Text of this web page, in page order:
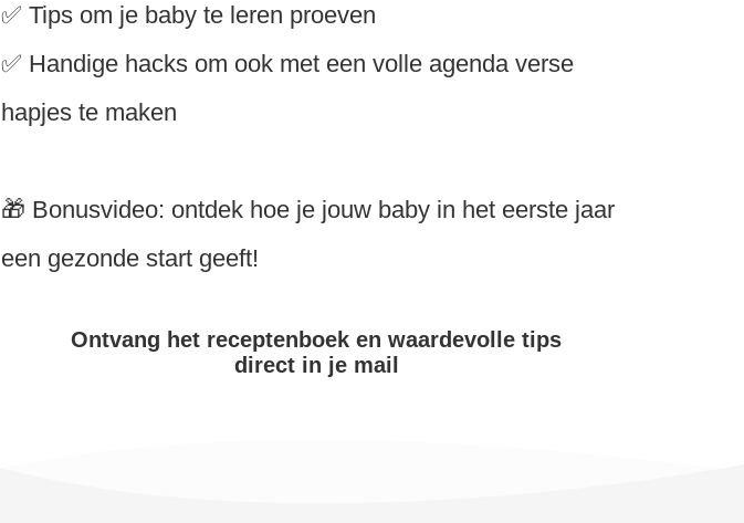
✅ Tips om je baby te leren proeven
✅ Handige hacks om ook met een volle agenda verse
hapjes te maken
🎁 Bonusvideo: ontdek hoe je jouw baby in het eerste jaar
een gezonde start geeft!
Ontvang het receptenboek en waardevolle tips
direct in je mail